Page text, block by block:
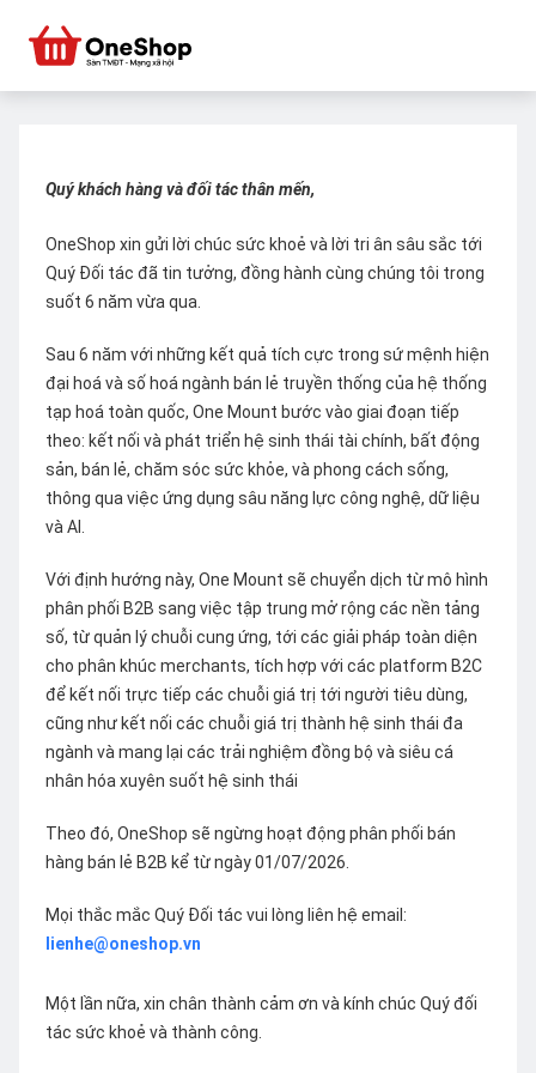
Quý khách hàng và đối tác thân mến,
OneShop xin gửi lời chúc sức khoẻ và lời tri ân sâu sắc tới
Quý Đối tác đã tin tưởng, đồng hành cùng chúng tôi trong
suốt 6 năm vừa qua.
Sau 6 năm với những kết quả tích cực trong sứ mệnh hiện
đại hoá và số hoá ngành bán lẻ truyền thống của hệ thống
tạp hoá toàn quốc, One Mount bước vào giai đoạn tiếp
theo: kết nối và phát triển hệ sinh thái tài chính, bất động
sản, bán lẻ, chăm sóc sức khỏe, và phong cách sống,
thông qua việc ứng dụng sâu năng lực công nghệ, dữ liệu
và AI.
Với định hướng này, One Mount sẽ chuyển dịch từ mô hình
phân phối B2B sang việc tập trung mở rộng các nền tảng
số, từ quản lý chuỗi cung ứng, tới các giải pháp toàn diện
cho phân khúc merchants, tích hợp với các platform B2C
để kết nối trực tiếp các chuỗi giá trị tới người tiêu dùng,
cũng như kết nối các chuỗi giá trị thành hệ sinh thái đa
ngành và mang lại các trải nghiệm đồng bộ và siêu cá
nhân hóa xuyên suốt hệ sinh thái
Theo đó, OneShop sẽ ngừng hoạt động phân phối bán
hàng bán lẻ B2B kể từ ngày 01/07/2026.
Mọi thắc mắc Quý Đối tác vui lòng liên hệ email:
lienhe@oneshop.vn
Một lần nữa, xin chân thành cảm ơn và kính chúc Quý đối
tác sức khoẻ và thành công.